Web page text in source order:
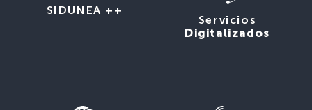
SIDUNEA ++
Servicios
Digitalizados